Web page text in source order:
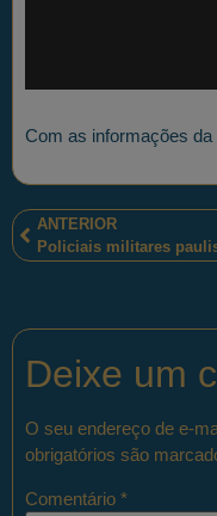
Com as informações da
ANTERIOR
Deixe um
O seu endereço de e-
obrigatórios são
Comentário *